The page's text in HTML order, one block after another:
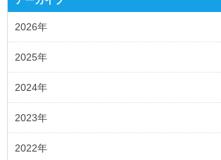
2026年
2025年
2024年
2023年
2022年